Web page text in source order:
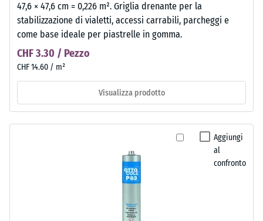
47,6 × 47,6 cm = 0,226 m². Griglia drenante per la
stabilizzazione di vialetti, accessi carrabili, parcheggi e
come base ideale per piastrelle in gomma.
CHF 3.30 / Pezzo
CHF 14.60 / m²
Visualizza prodotto
Aggiungi
al
confronto